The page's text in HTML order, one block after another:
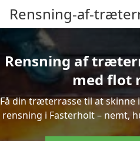
Rensning-af-
Rensning af
med flot
Få din træterrasse til at skinne
rensning i Fasterholt – nemt,